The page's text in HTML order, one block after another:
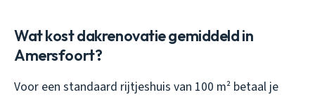
Wat kost dakrenovatie gemiddeld in
Amersfoort?
Voor een standaard rijtjeshuis van 100 m² betaal je